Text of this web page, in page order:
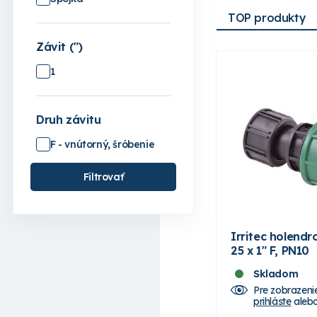
Závit (")
1
Druh závitu
F - vnútorný, šróbenie
Filtrovať
TOP produkty
Irritec
25 x 1" F, PN10
Skladom
Pre
prihláste